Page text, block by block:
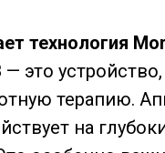
технология
— это
терапию.
на